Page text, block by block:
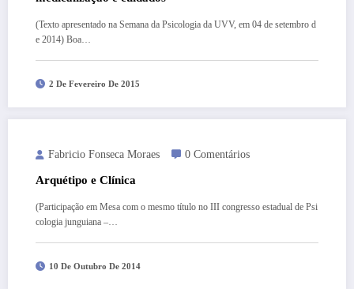
(Texto apresentado na Semana da Psicologia da UVV, em 04 de setembro d
e 2014) Boa…
2 De Fevereiro De 2015
Fabricio Fonseca Moraes 0 Comentários
Arquétipo e Clínica
(Participação em Mesa com o mesmo título no III congresso estadual de Psi
cologia junguiana –…
10 De Outubro De 2014